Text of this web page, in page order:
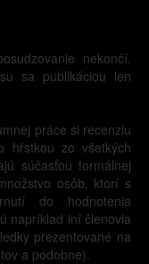
nekončí.
sa publikáciou len
práce si recenziu
hŕstkou zo všetkých
súčasťou formálnej
osôb, ktorí s
do hodnotenia
napríklad iní členovia
prezentované na
a podobne).